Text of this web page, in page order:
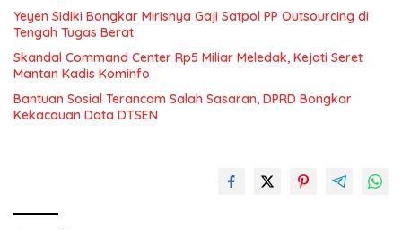
Yeyen Sidiki Bongkar Mirisnya Gaji Satpol PP Outsourcing di
Tengah Tugas Berat
Skandal Command Center Rp5 Miliar Meledak, Kejati Seret
Mantan Kadis Kominfo
Bantuan Sosial Terancam Salah Sasaran, DPRD Bongkar
Kekacauan Data DTSEN